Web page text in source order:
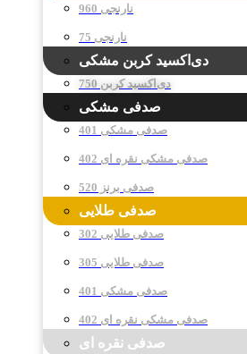
نارنجی 960
نارنجی 75
دی‌اکسید کربن مشکی
دی‌اکسید کربن 750
صدفی مشکی
صدفی مشکی 401
صدفی مشکی نقره ای 402
صدفی برنز 520
صدفی طلایی
صدفی طلایی 302
صدفی طلایی 305
صدفی مشکی 401
صدفی مشکی نقره ای 402
صدفی نقره ای